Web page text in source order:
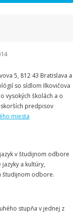
5, 812 43 Bratislava a
so sídlom Ilkovičova
vysokých školách a o
predpisov
miesta
v študijnom odbore
a kultúry,
študijnom odbore.
stupňa v jednej z